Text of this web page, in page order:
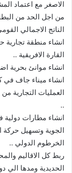
الاصغر مع اعتماد
من اجل الحد من
الناتج الاجمالي
انشاء منطقة تجارية
القارة الافريقية ..
انشاء موانئ بحرية
انشاء ميناء جاف في
العمليات التجارية
..
انشاء مطارات
الجوية وتسهيل حركة
الخرطوم الدولي ..
ربط كل الاقاليم
الحديدية ومدها الي